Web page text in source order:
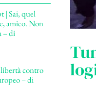
| Sai, quel
amico. Non
– di
contro
– di